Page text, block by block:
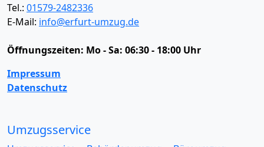
Tel.: 01579-2482336
E-Mail: info@erfurt-umzug.de
Öffnungszeiten: Mo - Sa: 06:30 - 18:00 Uhr
Impressum
Datenschutz
Umzugsservice